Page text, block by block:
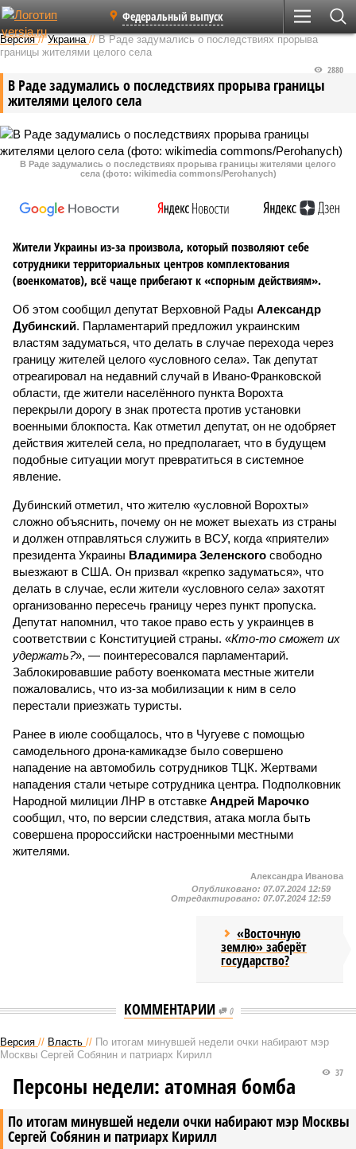
Федеральный выпуск
Версия //Украина //В Раде задумались о последствиях прорыва
границы жителями целого села
В Раде задумались о последствиях прорыва границы
жителями целого села
2880
В Раде задумались о последствиях прорыва границы жителями целого
села (фото: wikimedia commons/Perohanych)
Жители Украины из-за произвола, который позволяют себе
сотрудники территориальных центров комплектования
(военкоматов), всё чаще прибегают к «спорным действиям».
Об этом сообщил депутат Верховной Рады Александр
Дубинский. Парламентарий предложил украинским
властям задуматься, что делать в случае перехода через
границу жителей целого «условного села». Так депутат
отреагировал на недавний случай в Ивано-Франковской
области, где жители населённого пункта Ворохта
перекрыли дорогу в знак протеста против установки
военными блокпоста. Как отметил депутат, он не одобряет
действия жителей села, но предполагает, что в будущем
подобные ситуации могут превратиться в системное
явление.
Дубинский отметил, что жителю «условной Ворохты»
сложно объяснить, почему он не может выехать из страны
и должен отправляться служить в ВСУ, когда «приятели»
президента Украины Владимира Зеленского свободно
выезжают в США. Он призвал «крепко задуматься», что
делать в случае, если жители «условного села» захотят
организованно пересечь границу через пункт пропуска.
Депутат напомнил, что такое право есть у украинцев в
соответствии с Конституцией страны. «Кто-то сможет их
удержать?», — поинтересовался парламентарий.
Заблокировавшие работу военкомата местные жители
пожаловались, что из-за мобилизации к ним в село
перестали приезжать туристы.
Ранее в июле сообщалось, что в Чугуеве с помощью
самодельного дрона-камикадзе было совершено
нападение на автомобиль сотрудников ТЦК. Жертвами
нападения стали четыре сотрудника центра. Подполковник
Народной милиции ЛНР в отставке Андрей Марочко
сообщил, что, по версии следствия, атака могла быть
совершена пророссийски настроенными местными
жителями.
Александра Иванова
Опубликовано: 07.07.2024 12:59
Отредактировано: 07.07.2024 12:59
«Восточную
землю» заберёт
государство?
КОММЕНТАРИИ 0
Версия // Власть // По итогам минувшей недели очки набирают мэр
Москвы Сергей Собянин и патриарх Кирилл
По итогам минувшей недели очки набирают мэр Москвы
Сергей Собянин и патриарх Кирилл
37
Персоны недели: атомная бомба